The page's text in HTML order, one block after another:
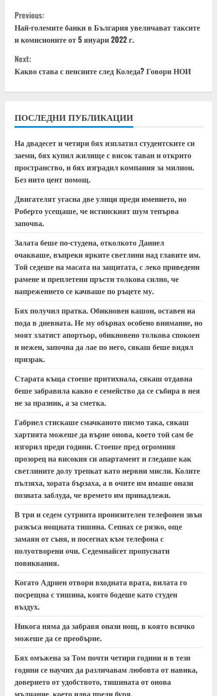
C
o
n
t
i
n
u
e
R
e
a
d
i
n
g
Previous:
Най-големите банки в България увеличават таксите
и комисионите от 5 януари 2022 г.
Next:
Какво става с пенсиите след Коледа? Говори НОИ
ПОСЛЕДНИ ПУБЛИКАЦИИ
На двадесет и четири бях изплатил студентските си
заеми, бях купил жилище с висок таван и открито
пространство, и бях изградил компания за милион.
Без нито цент помощ.
Двигателят угасна две улици преди имението, но
Роберто усещаше, че истинският шум тепърва
започва.
Залата беше по-студена, отколкото Даниел
очакваше, въпреки ярките светлини над главите им.
Той седеше на масата на защитата, с леко приведени
рамене и преплетени пръсти толкова силно, че
напрежението се качваше по ръцете му.
Бях получил пратка. Обикновен кашон, оставен на
пода в дневната. Не му обърнах особено внимание, но
моят златист апортьор, обикновено толкова спокоен
и нежен, започна да лае по него, сякаш беше видял
призрак.
Старата къща стоеше притихнала, сякаш отдавна
беше забравила какво е семейство да се събира в нея
не за празник, а за сметка.
Габриел стискаше смачканото писмо така, сякаш
хартията можеше да върне онова, което той сам бе
изгорил преди години. Стоеше пред огромния
прозорец на високия си апартамент и гледаше как
светлините долу трепкат като нервни мисли. Колите
пълзяха, хората бързаха, а в очите им имаше онази
позната заблуда, че времето им принадлежи.
В три и седем сутринта пронизителен телефонен звън
разкъса нощната тишина. Сепнах се рязко, още
замаян от съня, и посегнах към телефона с
полуотворени очи. Седемнайсет пропуснати
повиквания.
Когато Адриен отвори входната врата, вилата го
посрещна с тишина, която бодеше като студен
въздух.
Никога няма да забравя онази нощ, в която всичко
можеше да се преобърне.
Бях омъжена за Том почти четири години и в тези
години се научих да различавам любовта от навика,
доверието от удобството, тишината от онова
мълчание, което идва преди буря.